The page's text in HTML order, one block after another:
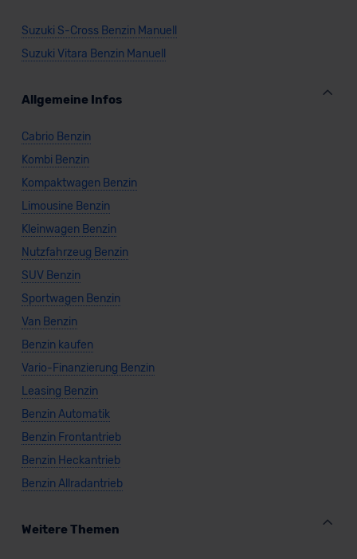
Suzuki S-Cross Benzin Manuell
Suzuki Vitara Benzin Manuell
Allgemeine Infos
Cabrio Benzin
Kombi Benzin
Kompaktwagen Benzin
Limousine Benzin
Kleinwagen Benzin
Nutzfahrzeug Benzin
SUV Benzin
Sportwagen Benzin
Van Benzin
Benzin kaufen
Vario-Finanzierung Benzin
Leasing Benzin
Benzin Automatik
Benzin Frontantrieb
Benzin Heckantrieb
Benzin Allradantrieb
Weitere Themen